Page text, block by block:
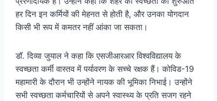
हर दिन इन कर्मियों की मेहनत से होती है, और उनका योगदान
किसी भी रूप में कमतर नहीं आंका जा सकता।
डॉ. दिव्या जुयाल ने कहा कि एसजीआरआर विश्वविद्यालय के
स्वच्छता कर्मी वास्तव में पर्यावरण के सच्चे रक्षक हैं। कोविड-19
महामारी के दौरान भी उन्होंने नायक की भूमिका निभाई। उन्होंने
सभी स्वच्छता कर्मचारियों से अपने स्वास्थ्य के प्रति सजग रहने